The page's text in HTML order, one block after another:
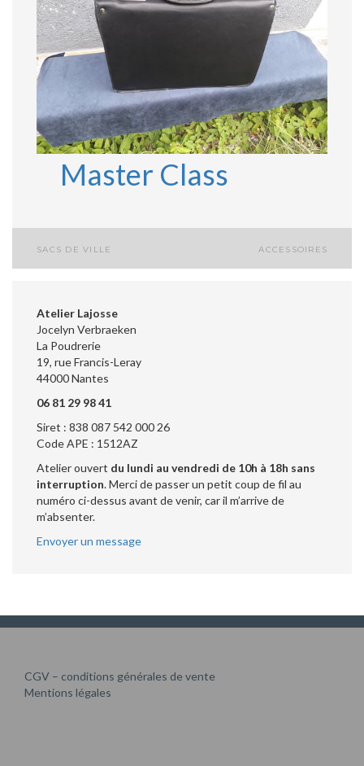
Master Class
Navigation
l’article
SACS DE VILLE ACCESSOIRES
Atelier Lajosse
Jocelyn Verbraeken
La Poudrerie
19, rue Francis-Leray
44000 Nantes
06 81 29 98 41
Siret : 838 087 542 000 26
Code APE : 1512AZ
Atelier ouvert du lundi au vendredi de 10h à 18h sans
interruption. Merci de passer un petit coup de fil au
numéro ci-dessus avant de venir, car il m’arrive de
m’absenter.
Envoyer un message
CGV – conditions générales de vente
Mentions légales